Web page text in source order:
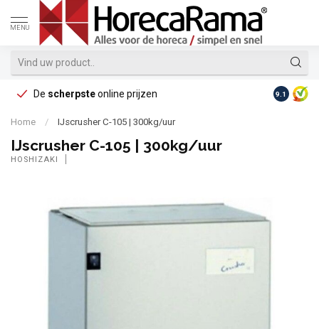
MENU
De scherpsteonline prijzen Op
9.1
Home / IJscrusher C-105 | 300kg/uur
IJscrusher C-105 | 300kg/uur
HOSHIZAKI